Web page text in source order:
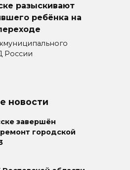
разыскивают
ребёнка на
России
новости
завершён
городской